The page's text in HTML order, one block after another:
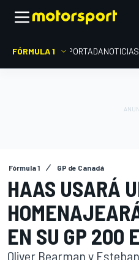
FÓRMULA 1 PORTADANOTICIAS
Fórmula 1 GP de Canadá
HAAS USARÁ
EN SU GP 200
Oliver Bearman y